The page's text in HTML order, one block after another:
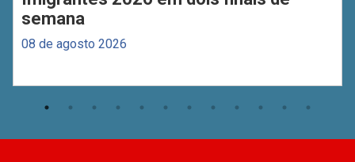
semana
08 de agosto 2026